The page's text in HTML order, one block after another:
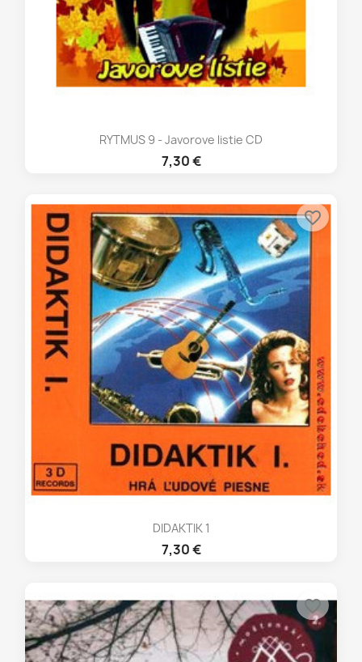
RYTMUS 9 - Javorove listie CD
7,30 €
DIDAKTIK 1
7,30 €
favorite_border
favorite_border